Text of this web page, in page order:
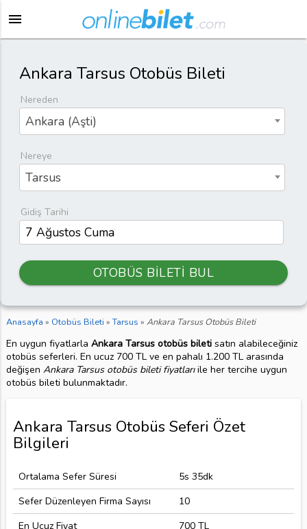
menu
Ankara Tarsus Otobüs Bileti
Nereden
Ankara (Aşti)
Nereye
Tarsus
Gidiş Tarihi
OTOBÜS BİLETİ BUL
Anasayfa » Otobüs Bileti » Tarsus » Ankara Tarsus Otobüs Bileti
En uygun fiyatlarla Ankara Tarsus otobüs biletisatın alabileceğiniz
otobüs seferleri. En ucuz 700 TL ve en pahalı 1.200 TL arasında
değişen Ankara Tarsus otobüs bileti fiyatlarıile her tercihe uygun
otobüs bileti bulunmaktadır.
Ankara Tarsus Otobüs Seferi Özet
Bilgileri
Ortalama Sefer Süresi
5s 35dk
Sefer Düzenleyen Firma Sayısı
10
En Ucuz Fiyat
700 TL